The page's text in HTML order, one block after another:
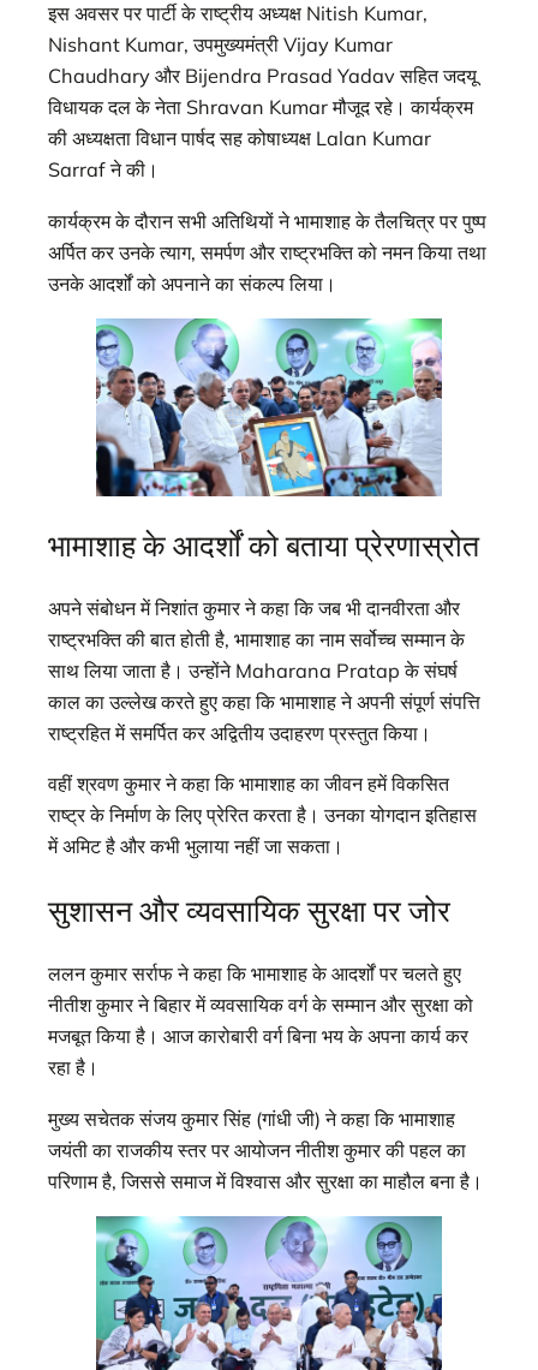
इस अवसर पर पार्टी के राष्ट्रीय अध्यक्ष Nitish Kumar,
Nishant Kumar, उपमुख्यमंत्री Vijay Kumar
Chaudhary और Bijendra Prasad Yadav सहित जदयू
विधायक दल के नेता Shravan Kumar मौजूद रहे। कार्यक्रम
की अध्यक्षता विधान पार्षद सह कोषाध्यक्ष Lalan Kumar
Sarraf ने की।
कार्यक्रम के दौरान सभी अतिथियों ने भामाशाह के तैलचित्र पर पुष्प
अर्पित कर उनके त्याग, समर्पण और राष्ट्रभक्ति को नमन किया तथा
उनके आदर्शों को अपनाने का संकल्प लिया।
भामाशाह के आदर्शों को बताया प्रेरणास्रोत
अपने संबोधन में निशांत कुमार ने कहा कि जब भी दानवीरता और
राष्ट्रभक्ति की बात होती है, भामाशाह का नाम सर्वोच्च सम्मान के
साथ लिया जाता है। उन्होंने Maharana Pratap के संघर्ष
काल का उल्लेख करते हुए कहा कि भामाशाह ने अपनी संपूर्ण संपत्ति
राष्ट्रहित में समर्पित कर अद्वितीय उदाहरण प्रस्तुत किया।
वहीं श्रवण कुमार ने कहा कि भामाशाह का जीवन हमें विकसित
राष्ट्र के निर्माण के लिए प्रेरित करता है। उनका योगदान इतिहास
में अमिट है और कभी भुलाया नहीं जा सकता।
सुशासन और व्यवसायिक सुरक्षा पर जोर
ललन कुमार सर्राफ ने कहा कि भामाशाह के आदर्शों पर चलते हुए
नीतीश कुमार ने बिहार में व्यवसायिक वर्ग के सम्मान और सुरक्षा को
मजबूत किया है। आज कारोबारी वर्ग बिना भय के अपना कार्य कर
रहा है।
मुख्य सचेतक संजय कुमार सिंह (गांधी जी) ने कहा कि भामाशाह
जयंती का राजकीय स्तर पर आयोजन नीतीश कुमार की पहल का
परिणाम है, जिससे समाज में विश्वास और सुरक्षा का माहौल बना है।